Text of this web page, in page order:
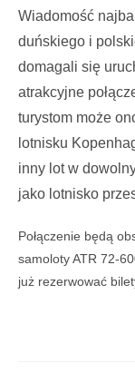
Wiadomość
duńskiego i
domagali się
atrakcyjne
turystom może
lotnisku
inny lot w
jako lotnisko
Połączenie będą
samoloty ATR 72-
już rezerwować